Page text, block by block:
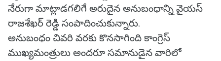
నేరుగా మాట్లాడగలిగే అరుదైన అనుబంధాన్ని వైయస్
రాజశేఖర్ రెడ్డి సంపాదించుకున్నారు.
అనుబంధం చివరి వరకు కొనసాగింది కాంగ్రెస్
ముఖ్యమంత్రులు అందరూ సమానుడైన వారిలో